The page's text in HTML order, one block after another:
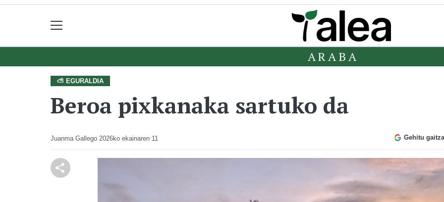
ARABA
⛅ EGURALDIA
Beroa pixkanaka sartuko da
Juanma Gallego 2026ko ekainaren 11 Gehitu